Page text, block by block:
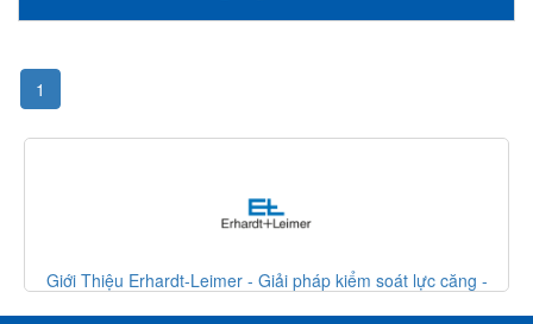
1
soát lực căng -
Giới Thiệu Erhardt-Leimer - Giải pháp kiểm